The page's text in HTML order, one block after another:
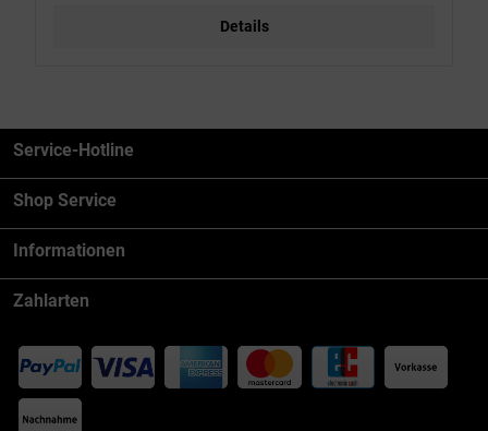
Details
Service-Hotline
Shop Service
Informationen
Zahlarten